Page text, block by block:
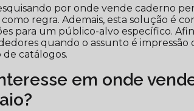
por onde vende caderno
como regra. Ademais, esta solução é
para um público-alvo específico.
quando o assunto é impressão
de catálogos.
em onde